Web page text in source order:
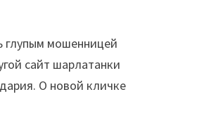
глупым мошенницей
сайт шарлатанки
О новой кличке